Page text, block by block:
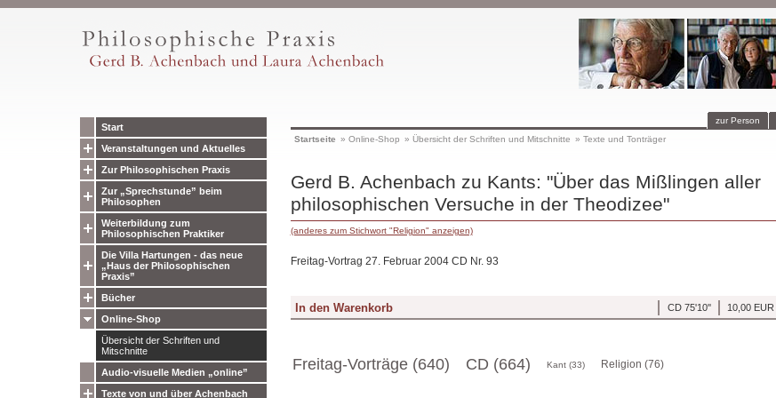
Start
Veranstaltungen und Aktuelles
Zur Philosophischen Praxis
Zur „Sprechstunde” beim
Philosophen
Weiterbildung zum
Philosophischen Praktiker
Die Villa Hartungen - das neue
„Haus der Philosophischen
Praxis”
Bücher
Online-Shop
Übersicht der Schriften und
Mitschnitte
Audio-visuelle Medien „online”
Texte von und über Achenbach
zur Person
Startseite » Online-Shop » Übersicht der Schriften und Mitschnitte » Texte und Tonträger
Gerd B. Achenbach zu Kants: "Über das Mißlingen aller
philosophischen Versuche in der Theodizee"
(anderes zum Stichwort "Religion" anzeigen)
Freitag-Vortrag 27. Februar 2004 CD Nr. 93
10,00 EUR
CD 75'10''
Freitag-Vorträge (640) CD (664) Kant (33) Religion (76)